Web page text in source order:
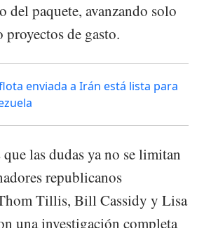
del paquete, avanzando solo
de gasto.
enviada a Irán está lista para
las dudas ya no se limitan
republicanos
Tillis, Bill Cassidy y Lisa
una investigación completa